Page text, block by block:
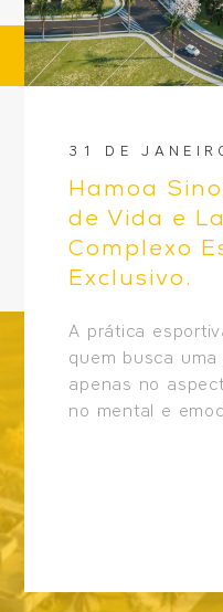
31 DE
Hamoa
de Vida e
Complexo
Exclusivo.
A prática
quem busca
apenas no
no mental e